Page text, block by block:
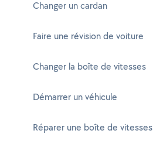
Changer un cardan
Faire une révision de voiture
Changer la boîte de vitesses
Démarrer un véhicule
Réparer une boîte de vitesses